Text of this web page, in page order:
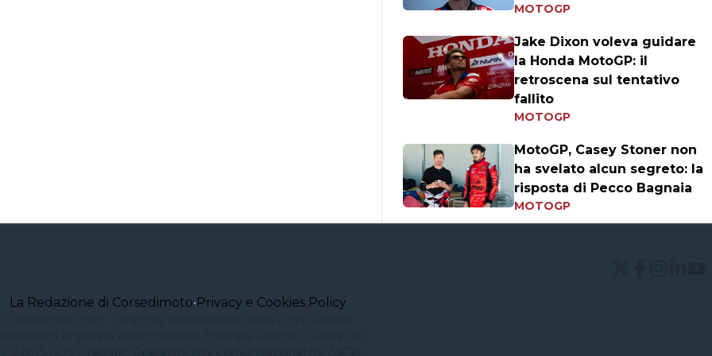
MOTOGP
Jake Dixon voleva guidare
la Honda MotoGP: il
retroscena sul tentativo
fallito
MOTOGP
MotoGP, Casey Stoner non
ha svelato alcun segreto: la
risposta di Pecco Bagnaia
MOTOGP
La Redazione di Corsedimoto•Privacy e Cookies Policy